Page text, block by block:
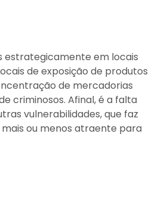
estrategicamente em locais
de exposição de produtos
de mercadorias
criminosos. Afinal, é a falta
vulnerabilidades, que faz
ou menos atraente para